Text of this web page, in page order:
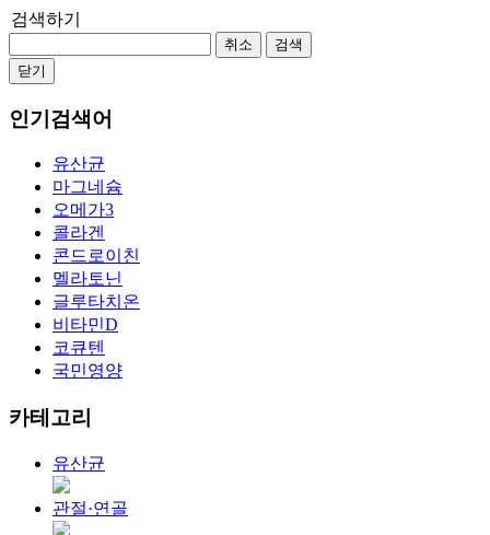
검색하기
취소
검색
닫기
인기검색어
유산균
마그네슘
오메가3
콜라겐
콘드로이친
멜라토닌
글루타치온
비타민D
코큐텐
국민영양
카테고리
유산균
관절·연골